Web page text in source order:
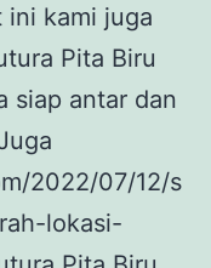
ini kami juga
Pita Biru
siap antar dan
2022/07/12/s
lokasi-